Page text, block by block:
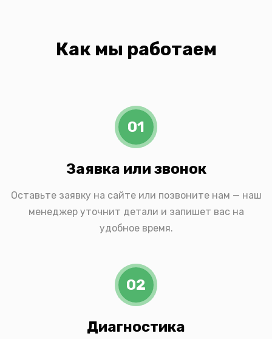
Как мы работаем
01
Заявка или звонок
Оставьте заявку на сайте или позвоните нам — наш
менеджер уточнит детали и запишет вас на
удобное время.
02
Диагностика